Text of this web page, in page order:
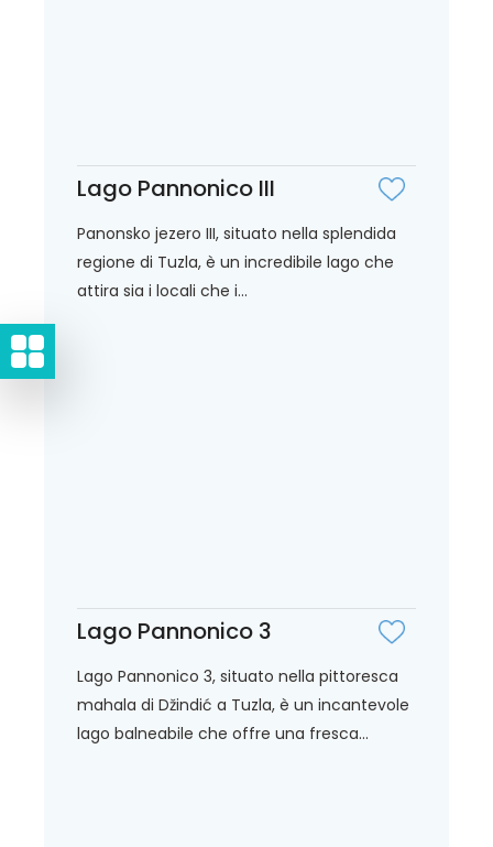
Lago Pannonico III
Panonsko jezero III, situato nella splendida
regione di Tuzla, è un incredibile lago che
attira sia i locali che i...
Lago Pannonico 3
Lago Pannonico 3, situato nella pittoresca
mahala di Džindić a Tuzla, è un incantevole
lago balneabile che offre una fresca...